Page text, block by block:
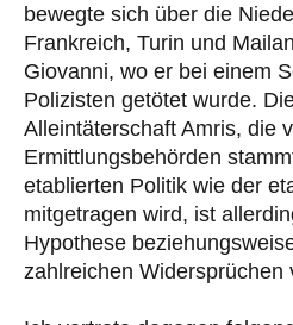
bewegte sich über die
Frankreich, Turin und
Giovanni, wo er bei einem
Polizisten getötet wurde.
Alleintäterschaft Amris, die
Ermittlungsbehörden
etablierten Politik wie der
mitgetragen wird, ist
Hypothese
zahlreichen Widersprüchen